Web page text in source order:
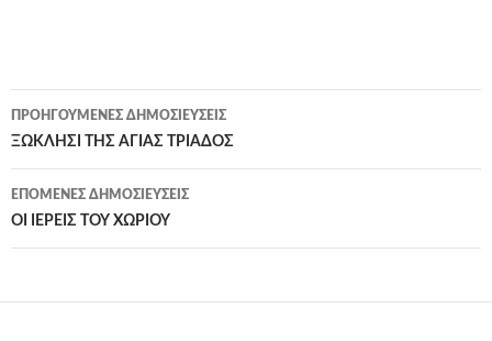
Πλοήγηση
άρθρων
ΠΡΟΗΓΟΎΜΕΝΕΣ ΔΗΜΟΣΙΕΎΣΕΙΣ
ΞΩΚΛΗΣΙ ΤΗΣ ΑΓΙΑΣ ΤΡΙΑΔΟΣ
ΕΠΌΜΕΝΕΣ ΔΗΜΟΣΙΕΎΣΕΙΣ
ΟΙ ΙΕΡΕΙΣ ΤΟΥ ΧΩΡΙΟΥ